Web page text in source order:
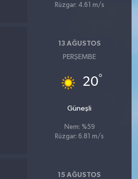
Rüzgar: 4.61 m/s
13 AĞUSTOS
PERŞEMBE
20°
Güneşli
Nem: %59
Rüzgar: 6.81 m/s
15 AĞUSTOS